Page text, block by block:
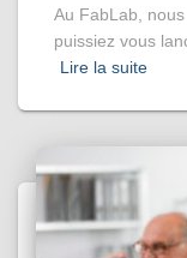
Au FabLab,
puissiez vous
Lire la suite